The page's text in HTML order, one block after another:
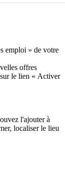
emploi » de votre
offres
le lien « Activer
l'ajouter à
localiser le lieu